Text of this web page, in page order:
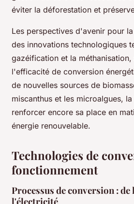
éviter la déforestation et
Les perspectives d'avenir pour
des innovations technologiques
gazéification et la méthanisation,
l'efficacité de conversion
de nouvelles sources de
miscanthus et les microalgues,
renforcer encore sa place en
énergie renouvelable.
Technologies de
fonctionnement
Processus de conversion : de
l'électricité